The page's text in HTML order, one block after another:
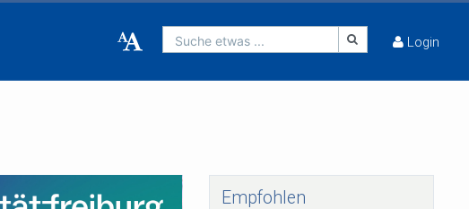
Suche etwas ... Login
Empfohlen